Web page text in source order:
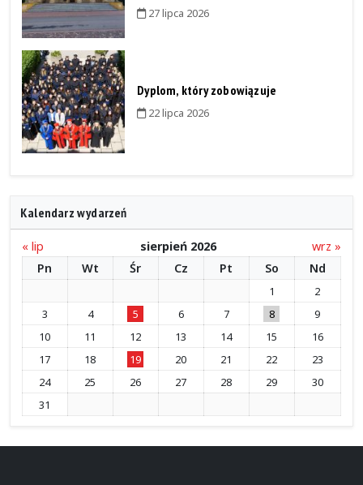
27 lipca 2026
Dyplom, który zobowiązuje
22 lipca 2026
Kalendarz wydarzeń
« lip sierpień 2026
wrz »
Pn
Wt Śr Cz Pt So Nd
1
2
3
4 5 6 7 8
9
10
11 12 13 14 15
16
17
18 19 20 21 22
23
24
25 26 27 28 29
30
31